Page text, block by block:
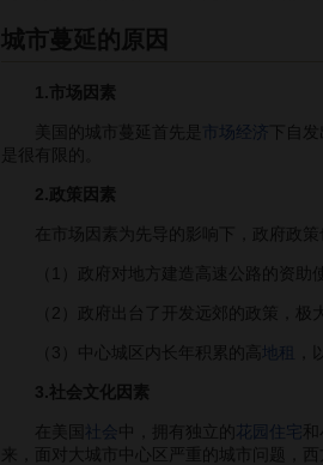
城市蔓延的原因
1.市场因素
美国的城市蔓延首先是 市场经济 下自
是很有限的。
2.政策因素
在市场因素为先导的影响下，政府政策
（1）政府对地方建造高速公路的资助使
（2）政府出台了开发远郊的政策，极
（3）中心城区内长年积累的高 地租
3.社会文化因素
在美国 社会 中，拥有独立的 花园住宅
来，面对大城市中心区严重的城市问题，